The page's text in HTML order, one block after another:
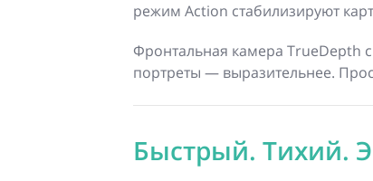
режим Action стабилизируют
Фронтальная камера TrueDepth с
портреты — выразительнее.
Быстрый. Тихий.